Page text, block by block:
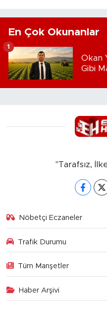
En Çok Okunanlar
Okan
Gibi
1
"Tarafsız,
Nöbetçi Eczaneler
Trafik Durumu
Tüm Manşetler
Haber Arşivi